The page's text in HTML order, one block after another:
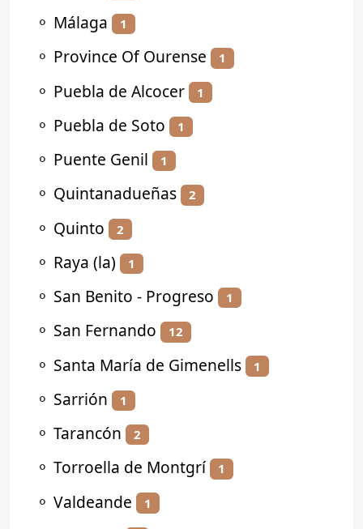
⚬ Málaga 1
⚬ Province Of Ourense 1
⚬ Puebla de Alcocer 1
⚬ Puebla de Soto 1
⚬ Puente Genil 1
⚬ Quintanadueñas 2
⚬ Quinto 2
⚬ Raya (la) 1
⚬ San Benito - Progreso 1
⚬ San Fernando 12
⚬ Santa María de Gimenells 1
⚬ Sarrión 1
⚬ Tarancón 2
⚬ Torroella de Montgrí 1
⚬ Valdeande 1